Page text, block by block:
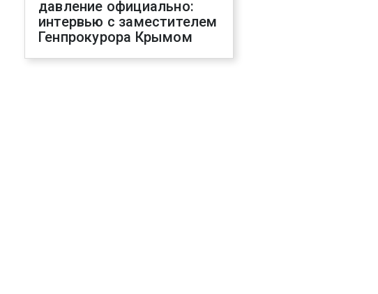
давление официально:
интервью с заместителем
Генпрокурора Крымом